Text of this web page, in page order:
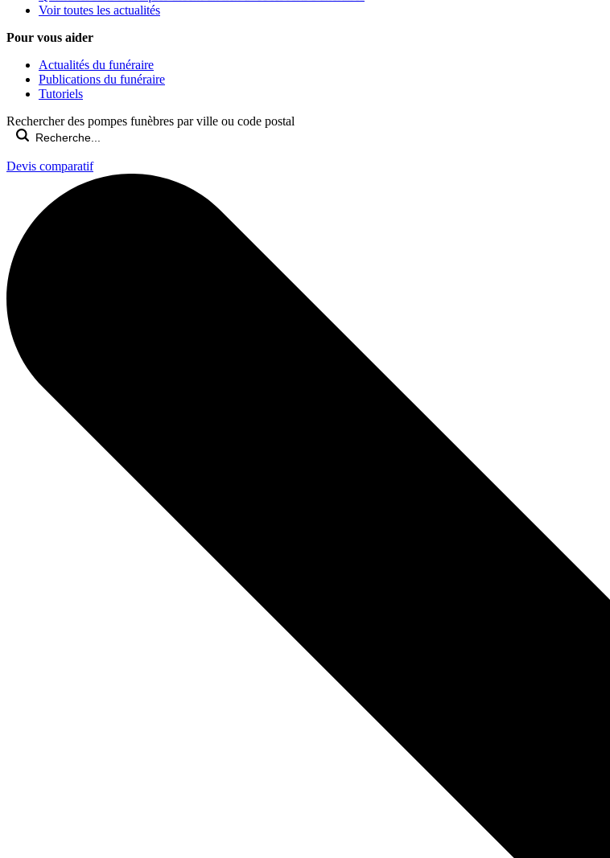
Voir toutes les actualités
Pour vous aider
Actualités du funéraire
Publications du funéraire
Tutoriels
Rechercher des pompes funèbres par ville ou code postal
Devis comparatif